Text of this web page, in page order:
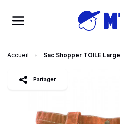
Accueil Sac Shopper TOILE Large
Partager
slide1